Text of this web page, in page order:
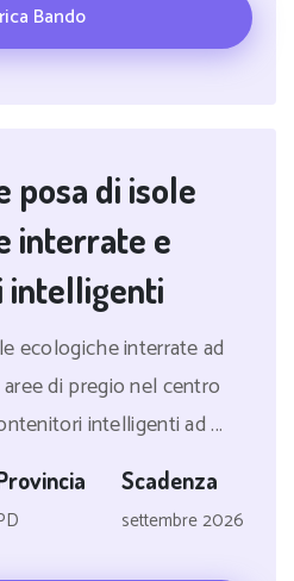
Bando
posa di isole
interrate e
intelligenti
ecologiche interrate ad
di pregio nel centro
intelligenti ad ...
Scadenza
settembre 2026